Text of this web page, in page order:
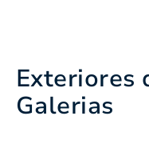
Exteriores
Galerias